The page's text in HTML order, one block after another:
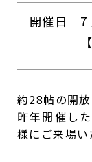
開催日
約28帖の開放
昨年開催し
様にご来場い